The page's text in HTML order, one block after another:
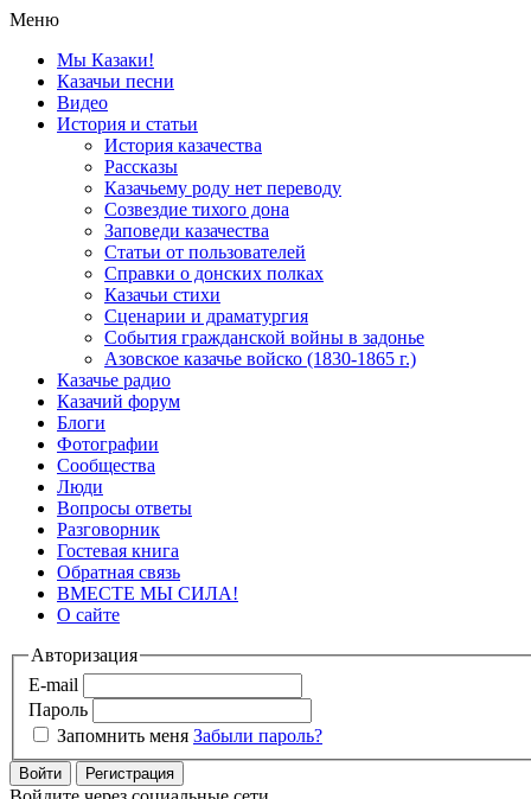
Меню
Мы Казаки!
Казачьи песни
Видео
История и статьи
История казачества
Рассказы
Казачьему роду нет переводу
Созвездие тихого дона
Заповеди казачества
Статьи от пользователей
Справки о донских полках
Казачьи стихи
Сценарии и драматургия
События гражданской войны в задонье
Азовское казачье войско (1830-1865 г.)
Казачье радио
Казачий форум
Блоги
Фотографии
Сообщества
Люди
Вопросы ответы
Разговорник
Гостевая книга
Обратная связь
ВМЕСТЕ МЫ СИЛА!
О сайте
Авторизация
E-mail
Пароль
Запомнить меня Забыли пароль?
Войти Регистрация